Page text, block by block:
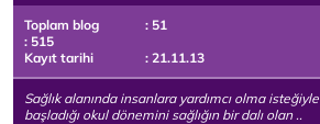
Toplam blog
: 51
: 515
Kayıt tarihi
: 21.11.13
Sağlık alanında insanlara yardımcı olma isteğiyle
başladığı okul dönemini sağlığın bir dalı olan ..